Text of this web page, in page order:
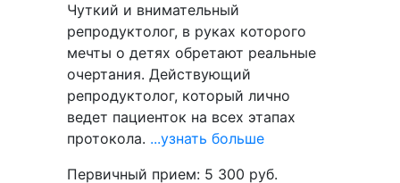
Чуткий и внимательный
репродуктолог, в руках которого
мечты о детях обретают реальные
очертания. Действующий
репродуктолог, который лично
ведет пациенток на всех этапах
протокола. ...узнать больше
Первичный прием: 5 300 руб.